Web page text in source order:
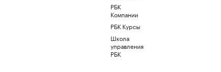
РБК
Компании
РБК Курсы
Школа
управления
РБК